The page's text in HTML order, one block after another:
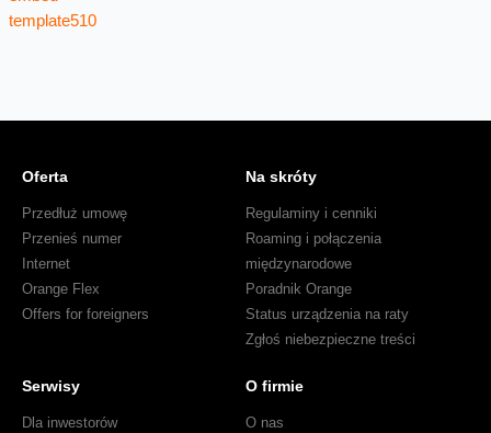
Oferta
Przedłuż umowę
Przenieś numer
Internet
Orange Flex
Offers for foreigners
Na skróty
Regulaminy i cenniki
Roaming i połączenia
międzynarodowe
Poradnik Orange
Status urządzenia na raty
Zgłoś niebezpieczne treści
Serwisy
Dla inwestorów
O firmie
O nas